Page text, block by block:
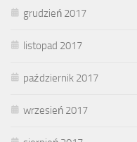
grudzień 2017
listopad 2017
październik 2017
wrzesień 2017